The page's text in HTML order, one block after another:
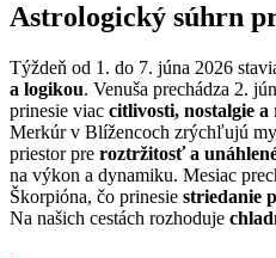
Astrologický súhrn
Týždeň od 1. do 7. júna 2026
a logikou. Venuša prechádza 2.
prinesie viac citlivosti, nostalgie
Merkúr v Blížencoch zrýchľujú
priestor pre roztržitosť a
na výkon a dynamiku. Mesiac
Škorpióna, čo prinesie striedanie
Na našich cestách rozhoduje